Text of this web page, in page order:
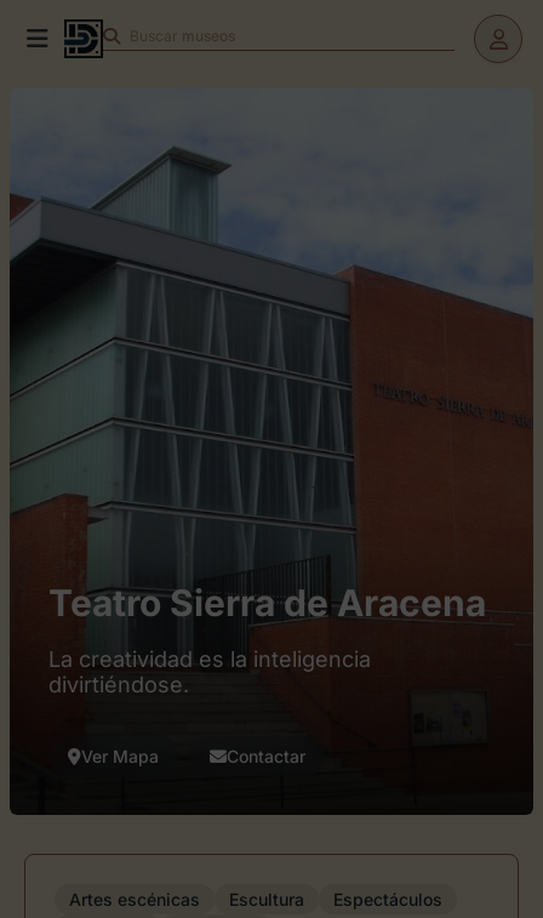
Buscar museos
Teatro Sierra de Aracena
La creatividad es la inteligencia
divirtiéndose.
Ver Mapa Contactar
Artes escénicas Escultura
Espectáculos